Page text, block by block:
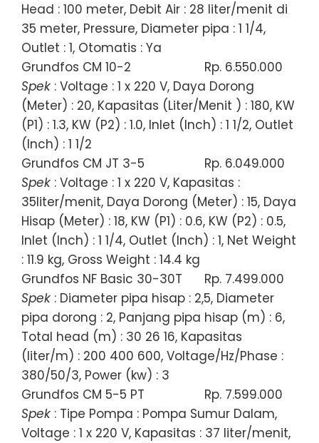
Head : 100 meter, Debit Air : 28 liter/menit di
35 meter, Pressure, Diameter pipa : 1 1/4,
Outlet : 1, Otomatis : Ya
Grundfos CM 10-2
Rp. 6.550.000
Spek : Voltage : 1 x 220 V, Daya Dorong
(Meter) : 20, Kapasitas (Liter/Menit ) : 180, KW
(P1) : 1.3, KW (P2) : 1.0, Inlet (Inch) : 1 1/2, Outlet
(Inch) : 1 1/2
Grundfos CM JT 3-5
Rp. 6.049.000
Spek : Voltage : 1 x 220 V, Kapasitas :
35liter/menit, Daya Dorong (Meter) : 15, Daya
Hisap (Meter) : 18, KW (P1) : 0.6, KW (P2) : 0.5,
Inlet (Inch) : 1 1/4, Outlet (Inch) : 1, Net Weight
: 11.9 kg, Gross Weight : 14.4 kg
Grundfos NF Basic 30-30T
Rp. 7.499.000
Spek : Diameter pipa hisap : 2,5, Diameter
pipa dorong : 2, Panjang pipa hisap (m) : 6,
Total head (m) : 30 26 16, Kapasitas
(liter/m) : 200 400 600, Voltage/Hz/Phase :
380/50/3, Power (kw) : 3
Grundfos CM 5-5 PT
Rp. 7.599.000
Spek : Tipe Pompa : Pompa Sumur Dalam,
Voltage : 1 x 220 V, Kapasitas : 37 liter/menit,